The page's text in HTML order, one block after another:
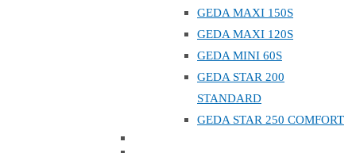
GEDA MAXI 150S
GEDA MAXI 120S
GEDA MINI 60S
GEDA STAR 200
STANDARD
GEDA STAR 250 COMFORT